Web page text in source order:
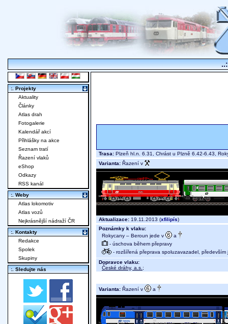
Trasa: Plzeň hl.n. 6.31, Chrást u Plzně 6.42-6.43,
Varianta: Řazení v
Aktualizace: 19.11.2013 (xfilipís)
Poznámky k vlaku:
Rokycany – Beroun jede v
a
- úschova během přepravy
- rozšířená přeprava spoluzavazadel, především
Dopravce vlaku:
České dráhy, a.s. ;
Varianta: Řazení v a
:. Projekty
Aktuality
Články
Atlas drah
Fotogalerie
Kalendář akcí
Přihlášky na akce
Seznam tratí
Řazení vlaků
eShop
Odkazy
RSS kanál
:. Weby
Atlas lokomotiv
Atlas vozů
Nejkrásnější nádraží ČR
:. Kontakty
Redakce
Spolek
Skupiny
:. Sledujte nás